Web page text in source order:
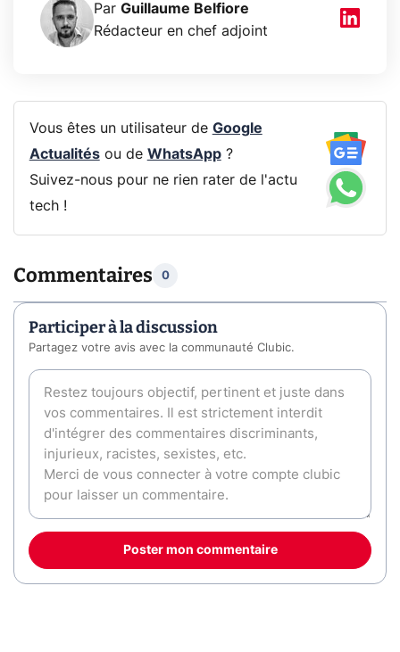
Par Guillaume Belfiore
Rédacteur en chef adjoint
Vous êtes un utilisateur de Google
Actualitésou de WhatsApp?
Suivez-nous pour ne rien rater de l'actu
tech !
Commentaires 0
Participer à la discussion
Partagez votre avis avec la communauté Clubic.
Poster mon commentaire